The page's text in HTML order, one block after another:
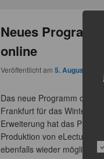
Neues
online
Veröffentlicht am5. August 2010
Das neue Programm der
Frankfurt für das
Erweiterung hat das
Produktion von eLectures
ebenfalls wieder möglich.